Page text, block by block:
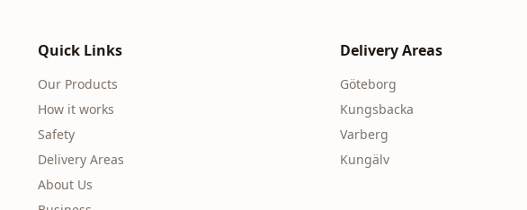
Quick Links
Our Products
How it works
Safety
Delivery Areas
About Us
Delivery Areas
Göteborg
Kungsbacka
Varberg
Kungälv